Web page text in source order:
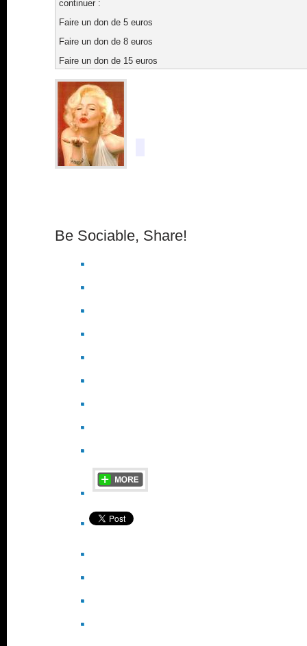
continuer :
Faire un don de 5 euros
Faire un don de 8 euros
Faire un don de 15 euros
Be Sociable, Share!